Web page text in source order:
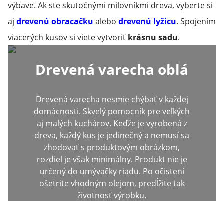
výbave. Ak ste skutočnými milovníkmi dreva, vyberte si
aj drevenú obracačku alebo drevenú lyžicu. Spojením
viacerých kusov si viete vytvoriť krásnu sadu.
Drevená varecha oblá
Drevená varecha nesmie chýbať v každej
domácnosti. Skvelý pomocník pre veľkých
aj malých kuchárov. Keďže je vyrobená z
dreva, každý kus je jedinečný a nemusí sa
zhodovať s produktovým obrázkom,
rozdiel je však minimálny. Produkt nie je
určený do umývačky riadu. Po očistení
ošetrite vhodným olejom, predĺžite tak
životnosť výrobku.